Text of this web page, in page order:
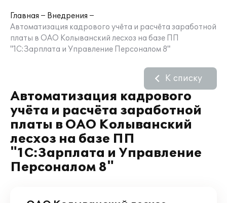
Главная
Внедрения
Автоматизация кадрового учёта и расчёта заработной
платы в ОАО Колыванский лесхоз на базе ПП
"1С:Зарплата и Управление Персоналом 8"
Автоматизация кадрового
учёта и расчёта заработной
платы в ОАО Колыванский
лесхоз на базе ПП
"1С:Зарплата и Управление
Персоналом 8"
К списку